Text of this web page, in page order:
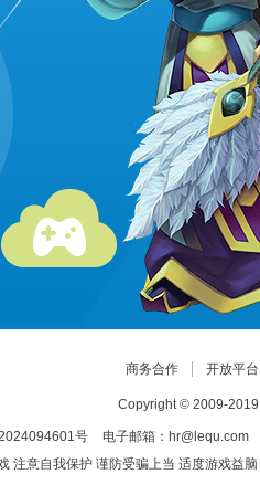
商务合作 开放平台
Copyright © 2009-2019
号 电子邮箱：hr@lequ.com
注意自我保护 谨防受骗上当 适度游戏益